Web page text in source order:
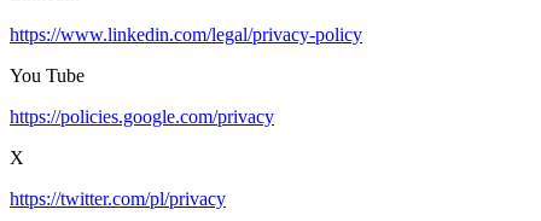
https://www.linkedin.com/legal/privacy-policy
You Tube
https://policies.google.com/privacy
X
https://twitter.com/pl/privacy